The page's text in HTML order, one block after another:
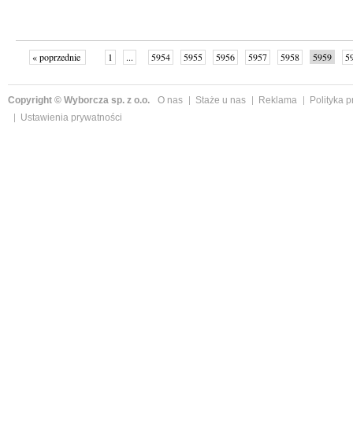
« poprzednie 1 ... 5954 5955 5956 5957 5958 5959
Copyright © Wyborcza sp. z o.o. O nas Staże u nas Reklama
Polityka
Ustawienia prywatności